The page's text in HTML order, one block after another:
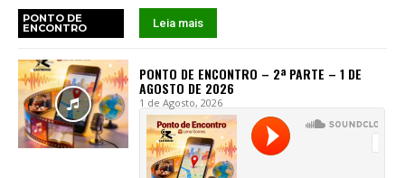
PONTO DE
ENCONTRO Leia mais
PONTO DE ENCONTRO – 2ª PARTE – 1 DE
AGOSTO DE 2026
1 de Agosto, 2026